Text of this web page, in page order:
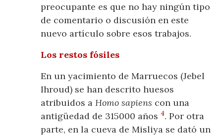
preocupante es que no hay ningún tipo
de comentario o discusión en este
nuevo artículo sobre esos trabajos.
Los restos fósiles
En un yacimiento de Marruecos (Jebel
Ihroud) se han descrito huesos
atribuidos aHomo sapiens con una
antigüedad de 315000 años4. Por otra
parte, en la cueva de Misliya se dató un